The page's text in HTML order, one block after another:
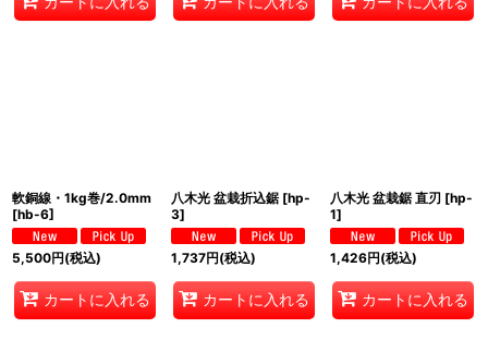
軟銅線・1kg巻/2.0mm
[hb-6]
5,500円(税込)
カートに入れる
八木光 盆栽折込鋸 [hp-
3]
1,737円(税込)
カートに入れる
八木光 盆栽鋸 直刃 [hp-
1]
1,426円(税込)
カートに入れる